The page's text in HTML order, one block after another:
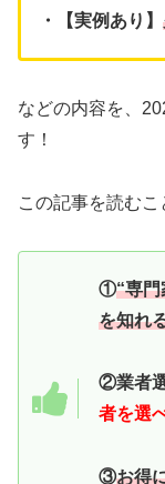
・【実例あり】
などの内容を、
す！
この記事を読むこ
①“専
を知れ
②業者
者を選
③お得